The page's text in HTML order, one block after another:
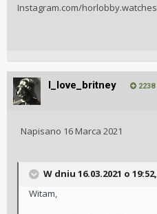
Instagram.com/horlobby.watches
I_love_britney 2238
Napisano 16 Marca 2021
W dniu 16.03.2021 o 19:52,
Witam,